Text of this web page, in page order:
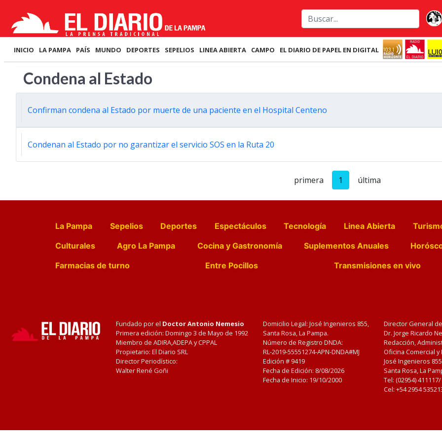
INICIO LA PAMPA PAÍS MUNDO DEPORTES SEPELIOS LINEA ABIERTA CAMPO EL DIARIO DE PAPEL EN DIGITAL
Condena al Estado
Confirman condena al Estado por muerte de una paciente en el Hospital Centeno
Condenan al Estado por no garantizar el servicio SOS en la Ruta 20
primera 1 última
La Pampa Sepelios Deportes Espectáculos Tecnología Linea Abierta
Culturales
Agro La Pampa Cocina y Gastronomía Suplementos Anuales
Farmacias de turno
Entre Pocillos Transmisiones en vivo
Fundado por el Doctor Antonio Nemesio
Primera edición: Domingo 3 de Mayo de 1992
Miembro de ADIRA,ADEPA y CPPAL
Propietario: El Diario SRL
Director Periodístico:
Walter René Goñi
Domicilio Legal: José Ingenieros 855,
Santa Rosa, La Pampa.
Número de Registro DNDA:
RL-2019-55551274-APN-DNDA#MJ
Edición # 9419
Fecha de Edición: 8/08/2026
Fecha de Inicio: 19/10/2000
Director General
Dr. Jorge Ricardo
Redacción,
Oficina Comercial
José Ingenieros
Santa Rosa, La
Tel: (02954)
Cel: +54 2954